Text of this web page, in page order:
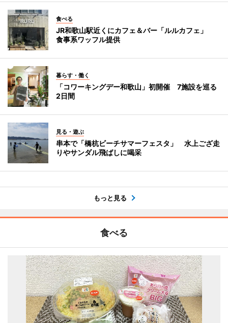
食べる
JR和歌山駅近くにカフェ＆バー「ルルカフェ」
食事系ワッフル提供
暮らす・働く
「コワーキングデー和歌山」初開催 7施設を巡る
2日間
見る・遊ぶ
串本で「橋杭ビーチサマーフェスタ」 水上ござ走
りやサンダル飛ばしに喝采
もっと見る
食べる